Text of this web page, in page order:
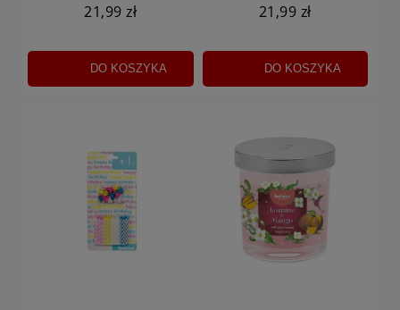
21,99 zł
DO KOSZYKA
21,99 zł
DO KOSZYKA